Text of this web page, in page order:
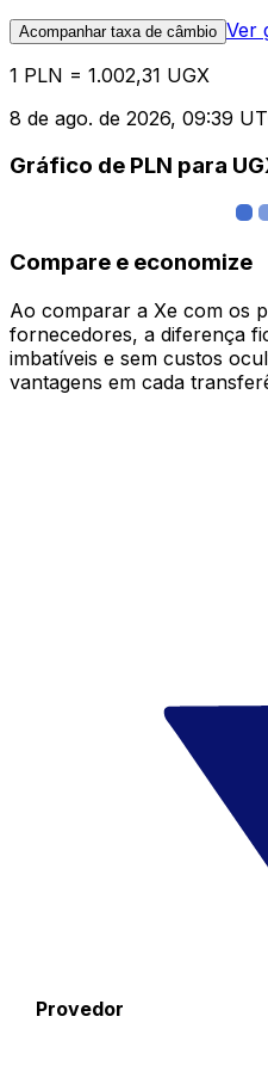
Acompanhar taxa de câmbio Ver
1 PLN = 1.002,31 UGX
8 de ago. de 2026, 09:39
Gráfico de PLN para
Compare e economize
Ao comparar a Xe com os
fornecedores, a diferença
imbatíveis e sem custos
vantagens em cada
Provedor